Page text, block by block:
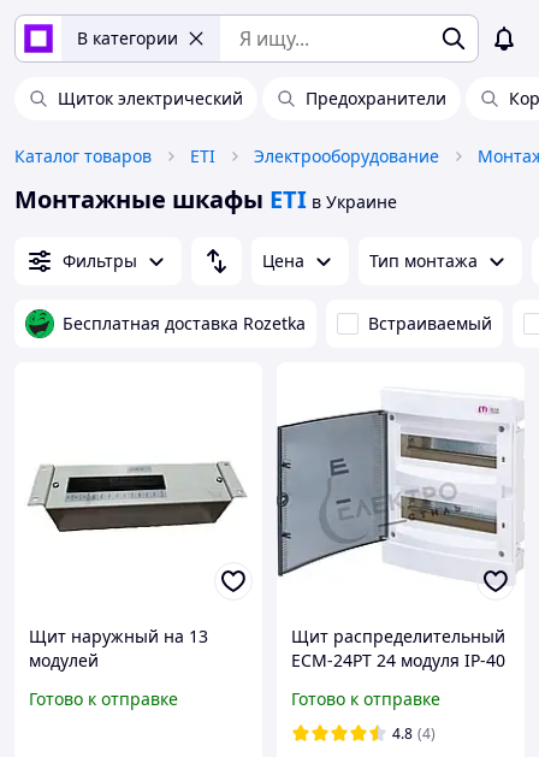
В категории
Щиток электрический Предохранители
Каталог товаров ETI Электрооборудование
Монтажные шкафы ETI в Украине
Фильтры Цена Тип монтажа
Бесплатная доставка Rozetka Встраиваемый
Щит наружный на 13
модулей
Готово к отправке
Щит распределительный
ECM-24PT 24 модуля IP-40
установка, прозрачный.
Готово к отправке
4.8 (4)